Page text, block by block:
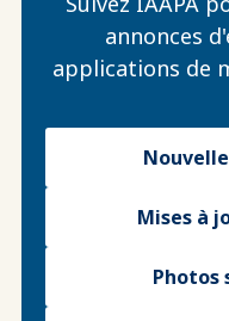
annonces
applications de
Mises à
Photos